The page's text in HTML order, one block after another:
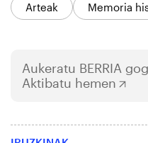
Arteak
Memoria
Aukeratu BERRIA
Aktibatu hemen